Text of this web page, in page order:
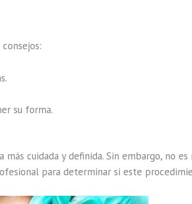
su forma.
más cuidada y definida. Sin embargo, no
para determinar si este